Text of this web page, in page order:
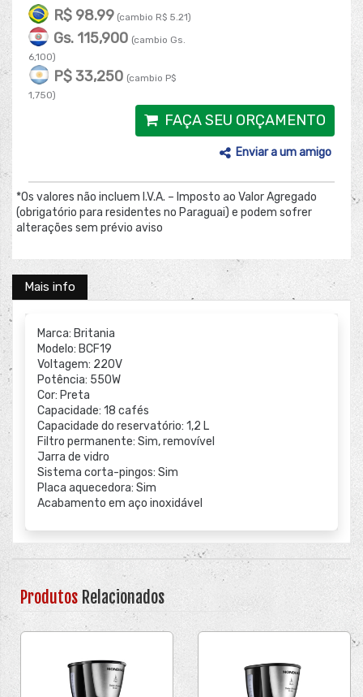
R$ 98.99 (cambio R$ 5.21)
Gs. 115,900 (cambio Gs.
6,100)
P$ 33,250 (cambio P$
1,750)
FAÇA SEU ORÇAMENTO
Enviar a um amigo
*Os valores não incluem I.V.A. – Imposto ao Valor Agregado
(obrigatório para residentes no Paraguai) e podem sofrer
alterações sem prévio aviso
Mais info
Marca: Britania
Modelo: BCF19
Voltagem: 220V
Potência: 550W
Cor: Preta
Capacidade: 18 cafés
Capacidade do reservatório: 1,2 L
Filtro permanente: Sim, removível
Jarra de vidro
Sistema corta-pingos: Sim
Placa aquecedora: Sim
Acabamento em aço inoxidável
Produtos Relacionados